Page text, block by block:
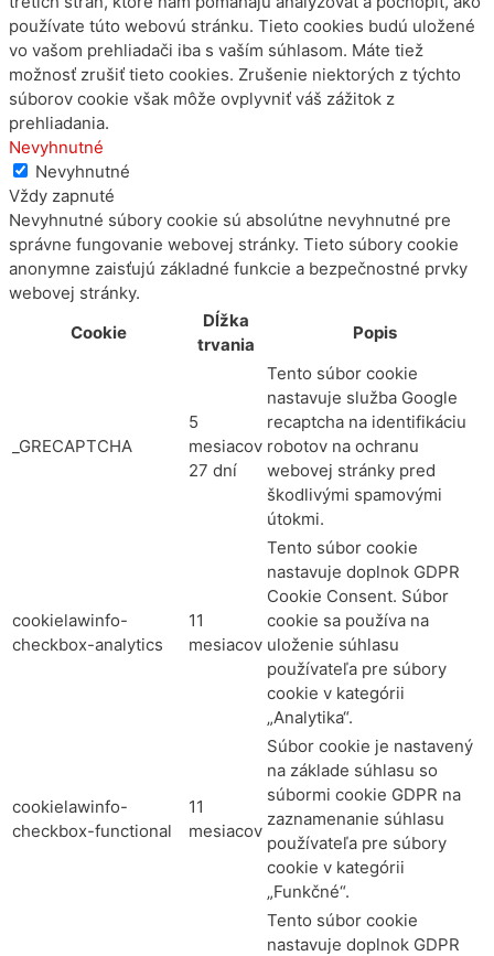
používate túto webovú stránku. Tieto cookies budú uložené
vo vašom prehliadači iba s vaším súhlasom. Máte tiež
možnosť zrušiť tieto cookies. Zrušenie niektorých z týchto
súborov cookie však môže ovplyvniť váš zážitok z
prehliadania.
Nevyhnutné
Nevyhnutné
Vždy zapnuté
Nevyhnutné súbory cookie sú absolútne nevyhnutné pre
správne fungovanie webovej stránky. Tieto súbory cookie
anonymne zaisťujú základné funkcie a bezpečnostné prvky
webovej stránky.
Cookie
Dĺžka
trvania
Popis
_GRECAPTCHA
5
mesiacov
27 dní
Tento súbor cookie
nastavuje služba Google
recaptcha na identifikáciu
robotov na ochranu
webovej stránky pred
škodlivými spamovými
útokmi.
cookielawinfo-
checkbox-analytics
11
mesiacov
Tento súbor cookie
nastavuje doplnok GDPR
Cookie Consent. Súbor
cookie sa používa na
uloženie súhlasu
používateľa pre súbory
cookie v kategórii
„Analytika“.
cookielawinfo-
checkbox-functional
11
mesiacov
Súbor cookie je nastavený
na základe súhlasu so
súbormi cookie GDPR na
zaznamenanie súhlasu
používateľa pre súbory
cookie v kategórii
„Funkčné“.
Tento súbor cookie
nastavuje doplnok GDPR